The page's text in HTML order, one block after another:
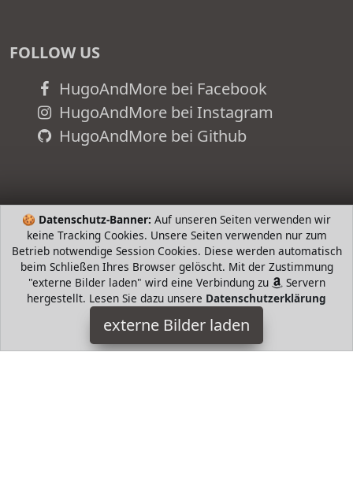
🍪 Datenschutz-Banner: Auf unseren Seiten verwenden wir
keine Tracking Cookies. Unsere Seiten verwenden nur zum
Betrieb notwendige Session Cookies. Diese werden automatisch
beim Schließen Ihres Browser gelöscht. Mit der Zustimmung
"externe Bilder laden" wird eine Verbindung zu
Servern
hergestellt. Lesen Sie dazu unsere Datenschutzerklärung
externe Bilder laden
FOLLOW US
HugoAndMore bei Facebook
HugoAndMore bei Instagram
HugoAndMore bei Github
WD-40 Specialist
Misc. ermeidet Verklemmungen und Blockaden Wasser